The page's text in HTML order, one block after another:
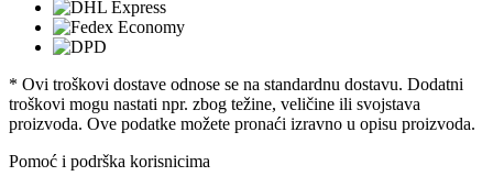
* Ovi troškovi dostave odnose se na standardnu ​​dostavu. Dodatni
troškovi mogu nastati npr. zbog težine, veličine ili svojstava
proizvoda. Ove podatke možete pronaći izravno u opisu proizvoda.
Pomoć i podrška korisnicima